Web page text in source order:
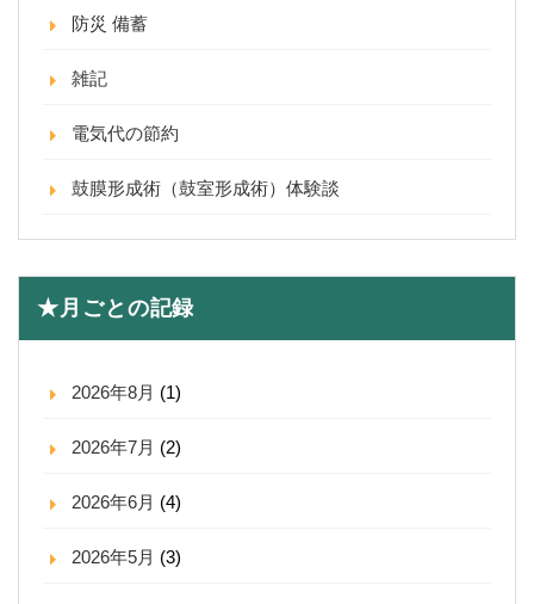
防災 備蓄
雑記
電気代の節約
鼓膜形成術（鼓室形成術）体験談
★月ごとの記録
2026年8月 (1)
2026年7月 (2)
2026年6月 (4)
2026年5月 (3)